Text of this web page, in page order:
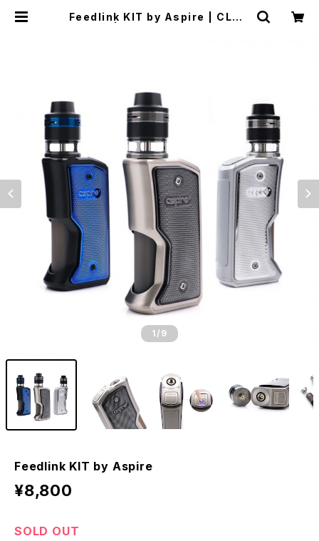
Feedlink KIT by Aspire | CLON
1/9
Feedlink KIT by Aspire
¥8,800
SOLD OUT